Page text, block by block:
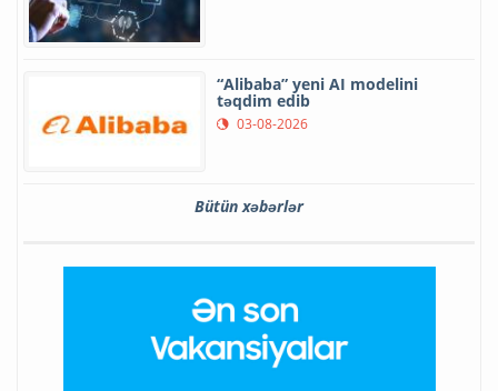
“Alibaba” yeni AI modelini
təqdim edib
03-08-2026
Bütün xəbərlər